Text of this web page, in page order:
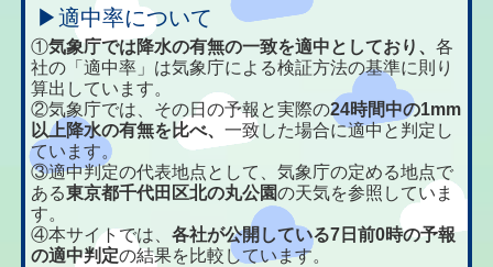
▶適中率について
①気象庁では降水の有無の一致を適中としており、各
社の「適中率」は気象庁による検証方法の基準に則り
算出しています。
②気象庁では、その日の予報と実際の24時間中の1mm
以上降水の有無を比べ、一致した場合に適中と判定し
ています。
③適中判定の代表地点として、気象庁の定める地点で
ある東京都千代田区北の丸公園の天気を参照していま
す。
④本サイトでは、各社が公開している7日前0時の予報
の適中判定の結果を比較しています。